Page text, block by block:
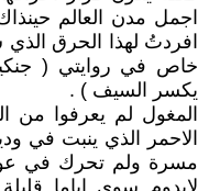
اجمل مدن العالم
افردتُ لهذا الحرق
خاص في روايتي (
يكسر السيف ) .
المغول لم يعرفوا من
الاحمر الذي ينبت في
مسرة ولم تحرك في